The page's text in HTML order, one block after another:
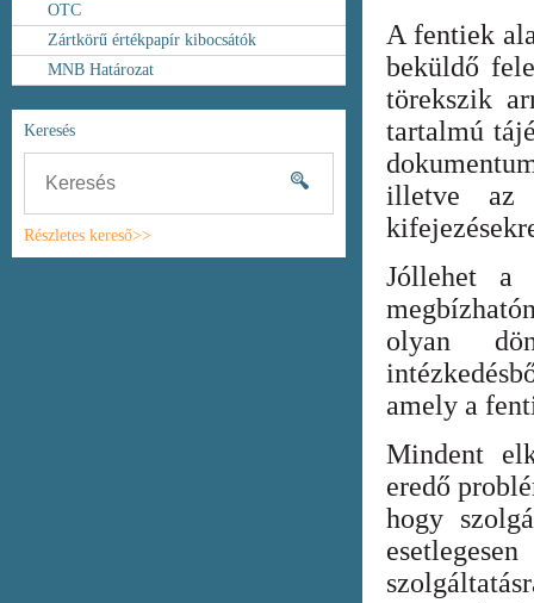
OTC
Zártkörű értékpapír kibocsátók
MNB Határozat
Keresés
Részletes kereső>>
A fentiek
beküldő
törekszik
tartalmú
illetve az
Jóllehet a
olyan
amely a
Mindent
eredő
hogy